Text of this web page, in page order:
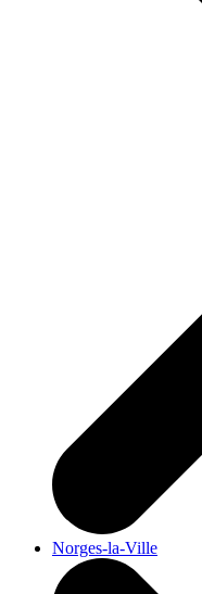
Norges-la-Ville